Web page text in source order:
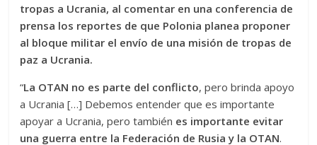
tropas a Ucrania, al comentar en una conferencia de
prensa los reportes de que Polonia planea proponer
al bloque militar el envío de una misión de tropas de
paz a Ucrania.
“La OTAN no es parte del conflicto, pero brinda apoyo
a Ucrania […] Debemos entender que es importante
apoyar a Ucrania, pero también es importante evitar
una guerra entre la Federación de Rusia y la OTAN.